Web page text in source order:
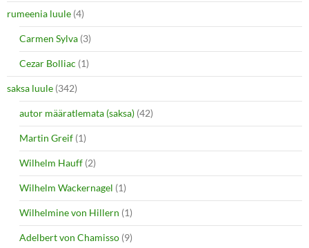
rumeenia luule (4)
Carmen Sylva (3)
Cezar Bolliac (1)
saksa luule (342)
autor määratlemata (saksa) (42)
Martin Greif (1)
Wilhelm Hauff (2)
Wilhelm Wackernagel (1)
Wilhelmine von Hillern (1)
Adelbert von Chamisso (9)